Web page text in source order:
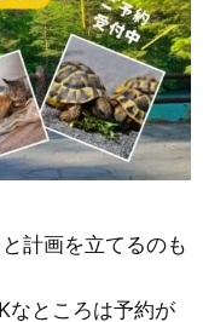
計画を立てるのも
なところは予約が